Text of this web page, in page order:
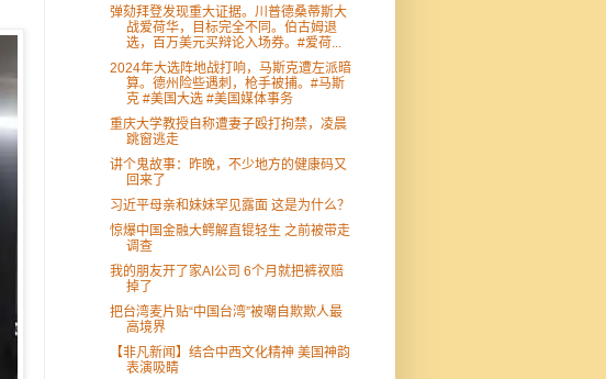
弹劾拜登发现重大证据。川普德桑蒂斯大
战爱荷华，目标完全不同。伯古姆退
选，百万美元买辩论入场券。#爱荷...
2024年大选阵地战打响，马斯克遭左派暗
算。德州险些遇刺，枪手被捕。#马斯
克 #美国大选 #美国媒体事务
重庆大学教授自称遭妻子殴打拘禁，凌晨
跳窗逃走
讲个鬼故事：昨晚，不少地方的健康码又
回来了
习近平母亲和妹妹罕见露面 这是为什么？
惊爆中国金融大鳄解直锟轻生 之前被带走
调查
我的朋友开了家AI公司 6个月就把裤衩赔
掉了
把台湾麦片贴“中国台湾”被嘲自欺欺人最
高境界
【非凡新闻】结合中西文化精神 美国神韵
表演吸睛